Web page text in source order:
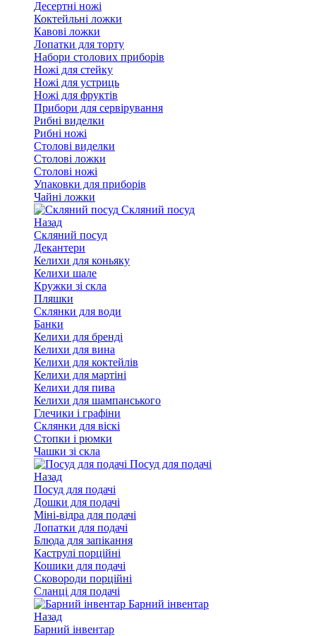
Десертні ножі
Коктейльні ложки
Кавові ложки
Лопатки для торту
Набори столових приборів
Ножі для стейку
Ножі для устриць
Ножі для фруктів
Прибори для сервірування
Рибні виделки
Рибні ножі
Столові виделки
Столові ложки
Столові ножі
Упаковки для приборів
Чайні ложки
Скляний посуд
Назад
Скляний посуд
Декантери
Келихи для коньяку
Келихи шале
Кружки зі скла
Пляшки
Склянки для води
Банки
Келихи для бренді
Келихи для вина
Келихи для коктейлів
Келихи для мартіні
Келихи для пива
Келихи для шампанського
Глечики і графіни
Склянки для віскі
Стопки і рюмки
Чашки зі скла
Посуд для подачі
Назад
Посуд для подачі
Дошки для подачі
Міні-відра для подачі
Лопатки для подачі
Блюда для запікання
Каструлі порційні
Кошики для подачі
Сковороди порційні
Сланці для подачі
Барний інвентар
Назад
Барний інвентар